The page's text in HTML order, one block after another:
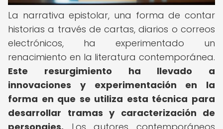
La narrativa epistolar, una forma de contar
historias a través de cartas, diarios o correos
electrónicos, ha experimentado un
renacimiento en la literatura contemporánea.
Este resurgimiento ha llevado a
innovaciones y experimentación en la
forma en que se utiliza esta técnica para
desarrollar tramas y caracterización de